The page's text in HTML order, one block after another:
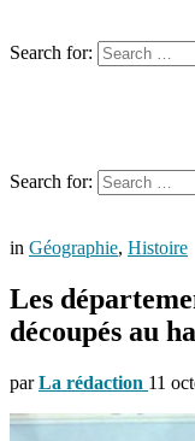
Search for:
Search for:
in Géographie, Histoire
Les
découpés au
par La rédaction 11